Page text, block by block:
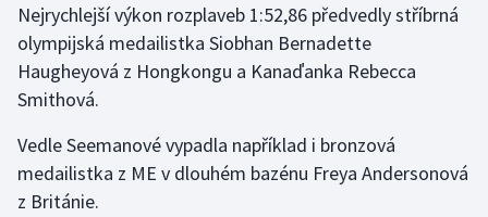
Rychlobruslení
Rychlostní kanoistika
Sportovní střelba
Nejrychlejší výkon rozplaveb 1:52,86 předvedly stříbrná
olympijská medailistka Siobhan Bernadette
Haugheyová z Hongkongu a Kanaďanka Rebecca
Smithová.
Vedle Seemanové vypadla například i bronzová
medailistka z ME v dlouhém bazénu Freya Andersonová
z Británie.